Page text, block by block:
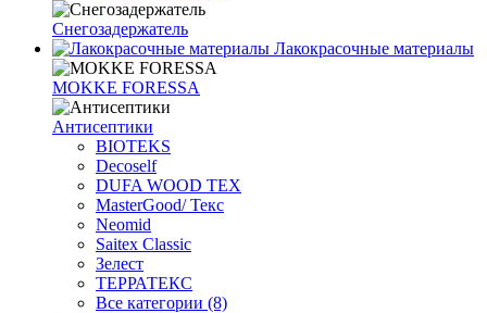
Снегозадержатель
Лакокрасочные материалы
MOKKE FORESSA
Антисептики
BIOTEKS
Decoself
DUFA WOOD TEX
MasterGood/ Текс
Neomid
Saitex Classic
Зелест
ТЕРРАТЕКС
Все категории (8)